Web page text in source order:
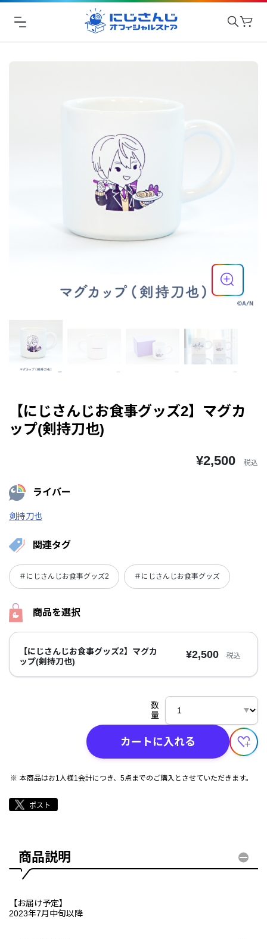
【にじさんじお食事グッズ2】マグカ
ップ(剣持刀也)
¥2,500 税込
ライバー
剣持刀也
関連タグ
＃にじさんじお食事グッズ2 ＃にじさんじお食事グッズ
商品を選択
【にじさんじお食事グッズ2】マグカ
ップ(剣持刀也)
¥2,500 税込
数
量
カートに入れる
本商品はお1人様1会計につき、5点までのご購入とさせていただきます。
商品説明
【お届け予定】
2023年7月中旬以降